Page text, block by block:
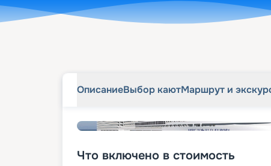
ОписаниеВыбор каютМаршрут и
Что включено в стоимость